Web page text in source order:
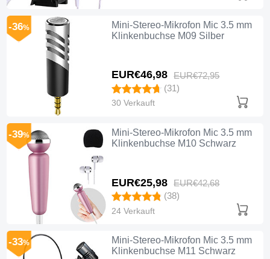
Mini-Stereo-Mikrofon Mic 3.5 mm
Klinkenbuchse M09 Silber
EUR€46,98 EUR€72,95
-36%
(31)
30 Verkauft
Mini-Stereo-Mikrofon Mic 3.5 mm
Klinkenbuchse M10 Schwarz
EUR€25,98 EUR€42,68
-39%
(38)
24 Verkauft
Mini-Stereo-Mikrofon Mic 3.5 mm
Klinkenbuchse M11 Schwarz
-33%